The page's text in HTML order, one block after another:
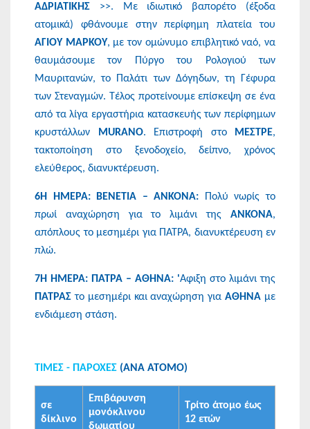
ΑΔΡΙΑΤΙΚΗΣ >>. Με ιδιωτικό βαπορέτο (έξοδα
ατομικά) φθάνουμε στην περίφημη πλατεία του
ΑΓΙΟΥ ΜΑΡΚΟΥ, με τον ομώνυμο επιβλητικό ναό, να
θαυμάσουμε τον Πύργο του Ρολογιού των
Μαυριτανών, το Παλάτι των Δόγηδων, τη Γέφυρα
των Στεναγμών. Τέλος προτείνουμε επίσκεψη σε ένα
από τα λίγα εργαστήρια κατασκευής των περίφημων
κρυστάλλων
MURANO. Επιστροφή στο ΜΕΣΤΡΕ,
τακτοποίηση στο ξενοδοχείο, δείπνο, χρόνος
ελεύθερος, διανυκτέρευση.
6Η ΗΜΕΡΑ: ΒΕΝΕΤΙΑ – ΑΝΚΟΝΑ: Πολύ νωρίς το
πρωί αναχώρηση για το λιμάνι της ΑΝΚΟΝΑ,
απόπλους το μεσημέρι για ΠΑΤΡΑ, διανυκτέρευση εν
πλώ.
7Η ΗΜΕΡΑ: ΠΑΤΡΑ – ΑΘΗΝΑ: 'Αφιξη στο λιμάνι της
ΠΑΤΡΑΣτο μεσημέρι και αναχώρηση γιαΑΘΗΝΑ με
ενδιάμεση στάση.
ΤΙΜΕΣ - ΠΑΡΟΧΕΣ (ΑΝΑ ΑΤΟΜΟ)
σε
δίκλινο
Επιβάρυνση
μονόκλινου
δωματίου
Τρίτο άτομο έως
12 ετών